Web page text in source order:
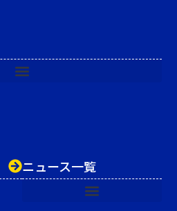
ニュース一覧